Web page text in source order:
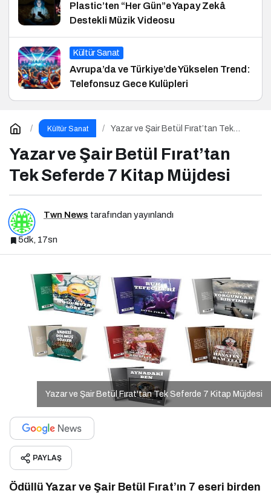
Plastic’ten “Her Gün”e Yapay Zekâ
Destekli Müzik Videosu
Kültür Sanat
Avrupa’da ve Türkiye’de Yükselen Trend:
Telefonsuz Gece Kulüpleri
Kültür Sanat
Yazar ve Şair Betül Fırat’tan Tek
Yazar ve Şair Betül Fırat’tan
Tek Seferde 7 Kitap Müjdesi
Twn News tarafından yayınlandı
5dk, 17sn
Yazar ve Şair Betül Fırat'tan Tek Seferde 7 Kitap Müjdesi
PAYLAŞ
Ödüllü Yazar ve Şair Betül Fırat’ın 7 eseri birden